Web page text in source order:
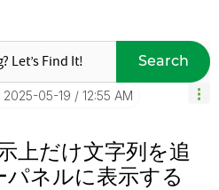
Search
‎2025-05-19 12:55 AM
上だけ文字列を追
ネルに表示する